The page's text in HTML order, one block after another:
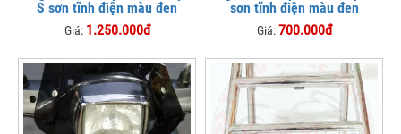
S sơn tĩnh điện màu đen
Giá: 1.250.000đ
sơn tĩnh điện màu đen
Giá:700.000đ